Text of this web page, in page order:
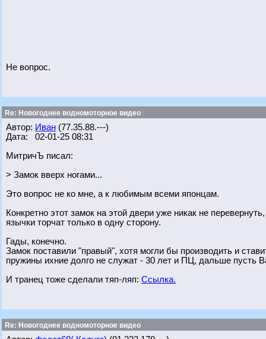
Не вопрос.
Re: Новогоднее водномоторное видео
Автор: Иван (77.35.88.---)
Дата: 02-01-25 08:31
МитричЪ писал:
> Замок вверх ногами...
Это вопрос не ко мне, а к любимым всеми японцам.
Конкретно этот замок на этой двери уже никак не перевернуть,
язычки торчат только в одну сторону.
Гады, конечно.
Замок поставили "правый", хотя могли бы производить и
пружины ихние долго не служат - 30 лет и ПЦ, дальше пусть
И транец тоже сделали тяп-ляп: Ссылка.
Re: Новогоднее водномоторное видео